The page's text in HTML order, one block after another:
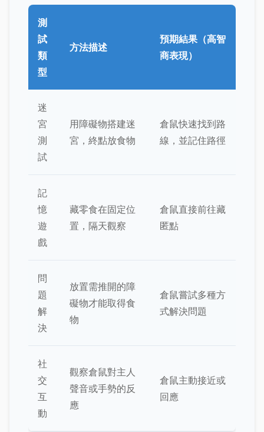
測
試
類
型
方法描述
預期結果（高智
商表現）
迷
宮
測
試
用障礙物搭建迷
宮，終點放食物
倉鼠快速找到路
線，並記住路徑
記
憶
遊
戲
藏零食在固定位
置，隔天觀察
倉鼠直接前往藏
匿點
問
題
解
決
放置需推開的障
礙物才能取得食
物
倉鼠嘗試多種方
式解決問題
社
交
互
動
觀察倉鼠對主人
聲音或手勢的反
應
倉鼠主動接近或
回應